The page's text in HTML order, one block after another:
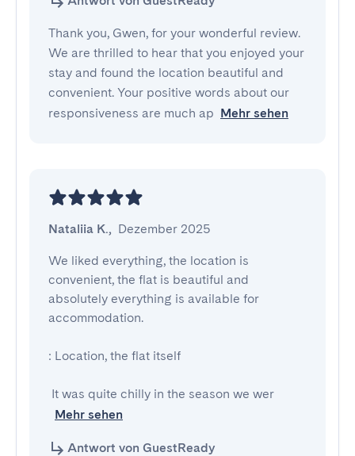
Thank you, Gwen, for your wonderful review.
We are thrilled to hear that you enjoyed your
stay and found the location beautiful and
convenient. Your positive words about our
responsiveness are much ap Mehr sehen
Nataliia K., Dezember 2025
We liked everything, the location is
convenient, the flat is beautiful and
absolutely everything is available for
accommodation.
: Location, the flat itself
It was quite chilly in the season we wer
Mehr sehen
Antwort von GuestReady